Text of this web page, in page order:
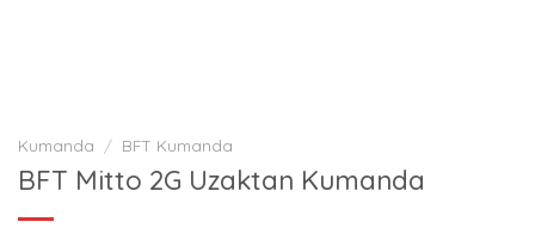
Kumanda / BFT Kumanda
BFT Mitto 2G Uzaktan Kumanda